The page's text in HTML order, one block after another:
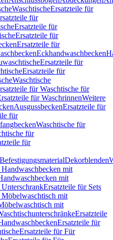
WaschtischeErsatzteile für
für
Ersatzteile für
Ersatzteile für
Ersatzteile für
Eckhandwaschbecken
Ersatzteile für
Ersatzteile für
Waschtische
für Waschtische für
für WaschrinnenWeitere
AusgussbeckenErsatzteile für
für
Waschtische für
für
für
BefestigungsmaterialDekorblenden
Handwaschbecken mit
mit
UnterschrankErsatzteile für Sets
Möbelwaschtisch mit
mit
Ersatzteile
Ersatzteile für
Ersatzteile für Für